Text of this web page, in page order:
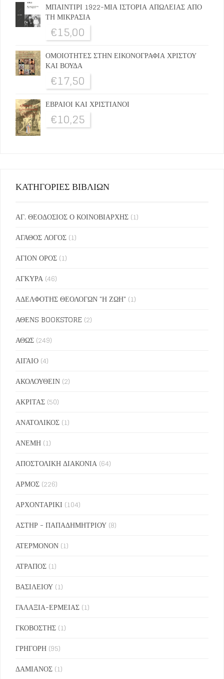
ΜΠΑΙΝΤΙΡΙ 1922-ΜΙΑ ΙΣΤΟΡΙΑ ΑΠΩΛΕΙΑΣ ΑΠΟ
ΤΗ ΜΙΚΡΑΣΙΑ
€15,00
ΟΜΟΙΟΤΗΤΕΣ ΣΤΗΝ ΕΙΚΟΝΟΓΡΑΦΙΑ ΧΡΙΣΤΟΥ
ΚΑΙ ΒΟΥΔΑ
€17,50
ΕΒΡΑΙΟΙ ΚΑΙ ΧΡΙΣΤΙΑΝΟΙ
€10,25
ΚΑΤΗΓΟΡΙΕΣ ΒΙΒΛΙΩΝ
ΑΓ. ΘΕΟΔΟΣΙΟΣ Ο ΚΟΙΝΟΒΙΑΡΧΗΣ (1)
ΑΓΑΘΟΣ ΛΟΓΟΣ (1)
ΑΓΙΟΝ ΟΡΟΣ (1)
ΑΓΚΥΡΑ (46)
ΑΔΕΛΦΟΤΗΣ ΘΕΟΛΟΓΩΝ "Η ΖΩΗ" (1)
ΑΘΕΝS BOOKSTORE (2)
ΑΘΩΣ (249)
ΑΙΓΑΙΟ (4)
ΑΚΟΛΟΥΘΕΙΝ (2)
ΑΚΡΙΤΑΣ (50)
ΑΝΑΤΟΛΙΚΟΣ (1)
ΑΝΕΜΗ (1)
ΑΠΟΣΤΟΛΙΚΗ ΔΙΑΚΟΝΙΑ (64)
ΑΡΜΟΣ (226)
ΑΡΧΟΝΤΑΡΙΚΙ (104)
ΑΣΤΗΡ - ΠΑΠΑΔΗΜΗΤΡΙΟΥ (8)
ΑΤΕΡΜΟΝΟΝ (1)
ΑΤΡΑΠΟΣ (1)
ΒΑΣΙΛΕΙΟΥ (1)
ΓΑΛΑΞΙΑ-ΕΡΜΕΙΑΣ (1)
ΓΚΟΒΟΣΤΗΣ (1)
ΓΡΗΓΟΡΗ (95)
ΔΑΜΙΑΝΟΣ (1)